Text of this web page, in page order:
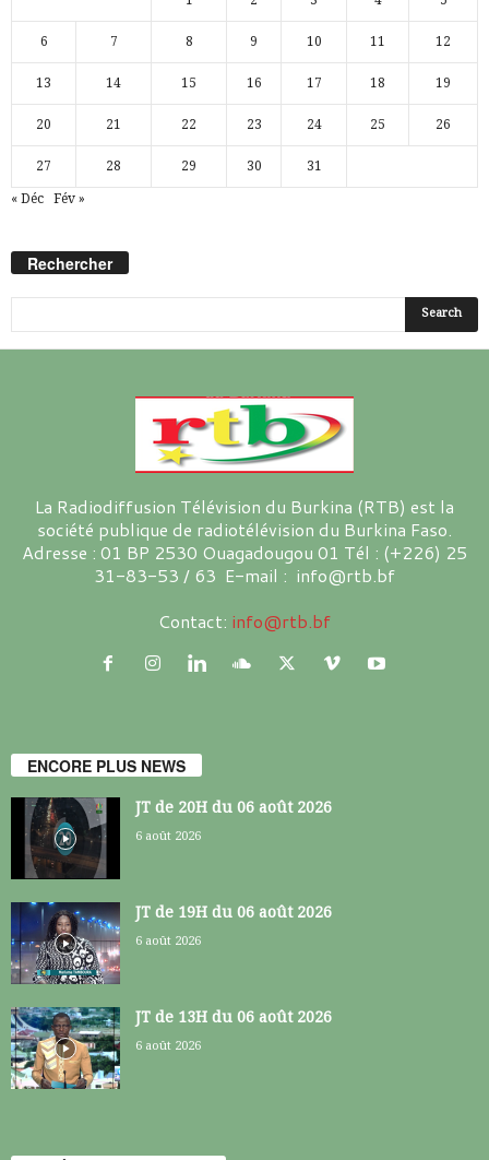
6 7 8 9 10 11 12
13 14 15 16 17 18 19
20 21 22 23 24 25 26
27 28 29 30 31
« Déc Fév »
Rechercher
La Radiodiffusion Télévision du Burkina (RTB) est la
société publique de radiotélévision du Burkina Faso.
Adresse : 01 BP 2530 Ouagadougou 01 Tél : (+226) 25
31-83-53 / 63 E-mail : info@rtb.bf
Contact: info@rtb.bf
ENCORE PLUS NEWS
JT de 20H du 06 août 2026
6 août 2026
JT de 19H du 06 août 2026
6 août 2026
JT de 13H du 06 août 2026
6 août 2026